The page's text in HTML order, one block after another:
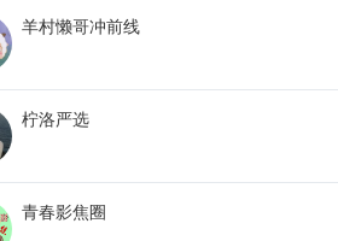
羊村懒哥冲前线
柠洛严选
青春影焦圈